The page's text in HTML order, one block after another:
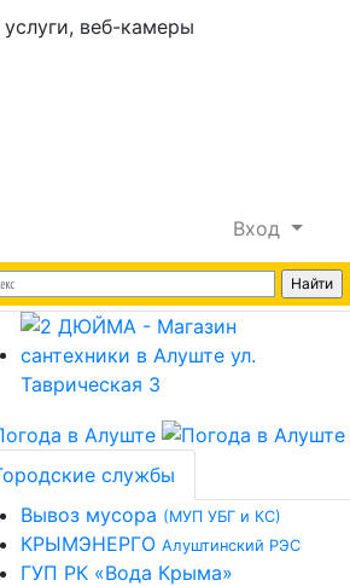
Вход
службы
Вывоз мусора (МУП УБГ и КС)
КРЫМЭНЕРГО Алуштинский РЭС
ГУП РК «Вода Крыма»